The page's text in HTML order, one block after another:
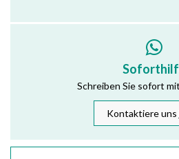
Schreiben Sie sofort
Kontaktiere